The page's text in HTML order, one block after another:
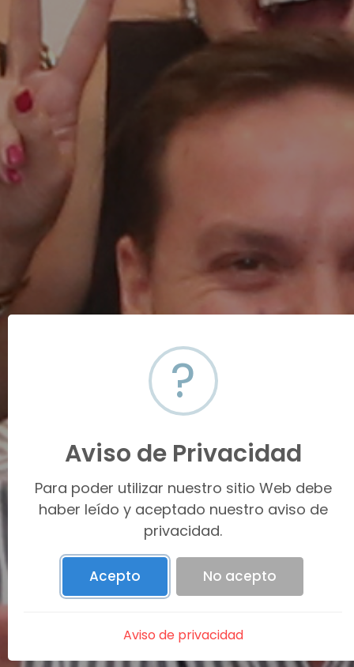
La agencia
inmobiliaria #1 del
noroeste
?
Aviso de Privacidad
Para poder utilizar nuestro sitio Web debe
haber leído y aceptado nuestro aviso de
privacidad.
Acepto No acepto
Aviso de privacidad